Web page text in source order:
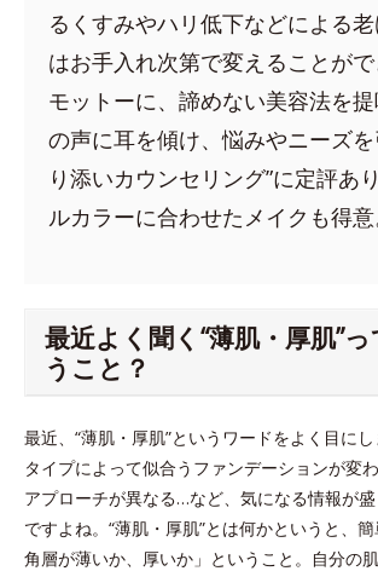
るくすみやハリ低下などによる
はお手入れ次第で変えることが
モットーに、諦めない美容法を
の声に耳を傾け、悩みやニーズ
り添いカウンセリング”に定評あ
ルカラーに合わせたメイクも得意
最近よく聞く“薄肌・厚肌”
うこと？
最近、“薄肌・厚肌”というワードをよく目に
タイプによって似合うファンデーションが変
アプローチが異なる…など、気になる情報が
ですよね。“薄肌・厚肌”とは何かというと、
角層が薄いか、厚いか」ということ。自分の